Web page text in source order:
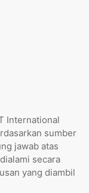
International
sumber
jawab atas
secara
yang diambil